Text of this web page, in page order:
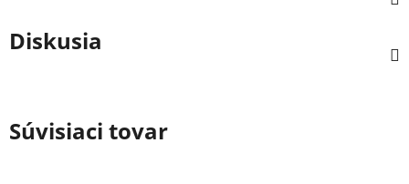
Diskusia
Súvisiaci tovar